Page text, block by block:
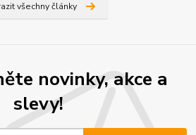
všechny články
novinky, akce a
slevy!